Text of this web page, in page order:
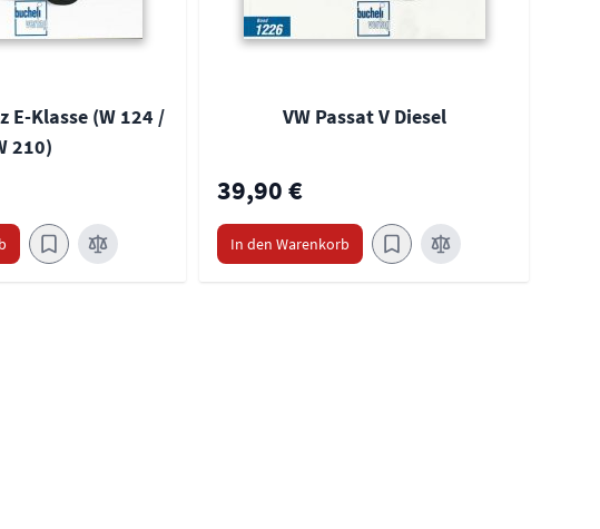
E-Klasse (W 124 /
210)
VW Passat V Diesel
39,90 €
In den Warenkorb